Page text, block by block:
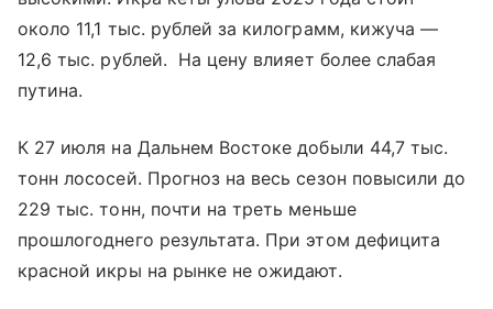
около 11,1 тыс. рублей за килограмм, кижуча —
12,6 тыс. рублей. На цену влияет более слабая
путина.
К 27 июля на Дальнем Востоке добыли 44,7 тыс.
тонн лососей. Прогноз на весь сезон повысили до
229 тыс. тонн, почти на треть меньше
прошлогоднего результата. При этом дефицита
красной икры на рынке не ожидают.